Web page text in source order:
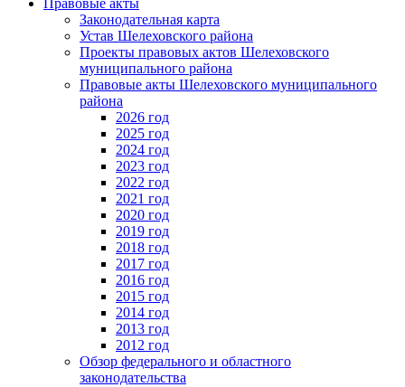
Законодательная карта
Устав Шелеховского района
Проекты правовых актов Шелеховского
муниципального района
Правовые акты Шелеховского муниципального
района
2026 год
2025 год
2024 год
2023 год
2022 год
2021 год
2020 год
2019 год
2018 год
2017 год
2016 год
2015 год
2014 год
2013 год
2012 год
Обзор федерального и областного
законодательства